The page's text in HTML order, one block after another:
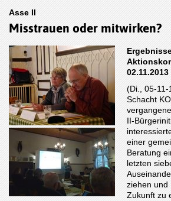
Asse II
Misstrauen oder mitwirken?
02.11.2013
(Di., 05-11-
Schacht
II-
einer
Beratung
letzten
ziehen und
Zukunft zu